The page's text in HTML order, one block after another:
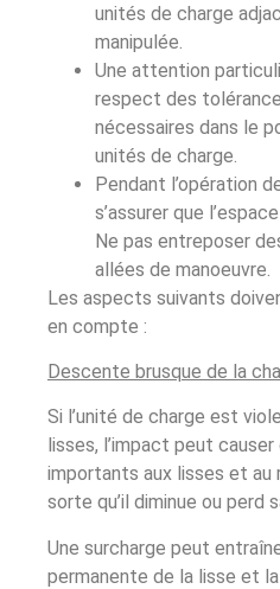
unités de charge
manipulée.
Une attention
respect des
nécessaires dans le
unités de charge.
Pendant l’opération
s’assurer que
Ne pas entreposer
allées de manoeuvre.
Les aspects suivants
en compte :
Descente brusque de la
Si l’unité de charge est
lisses, l’impact peut
importants aux lisses et au
sorte qu’il diminue ou perd
Une surcharge peut
permanente de la lisse et